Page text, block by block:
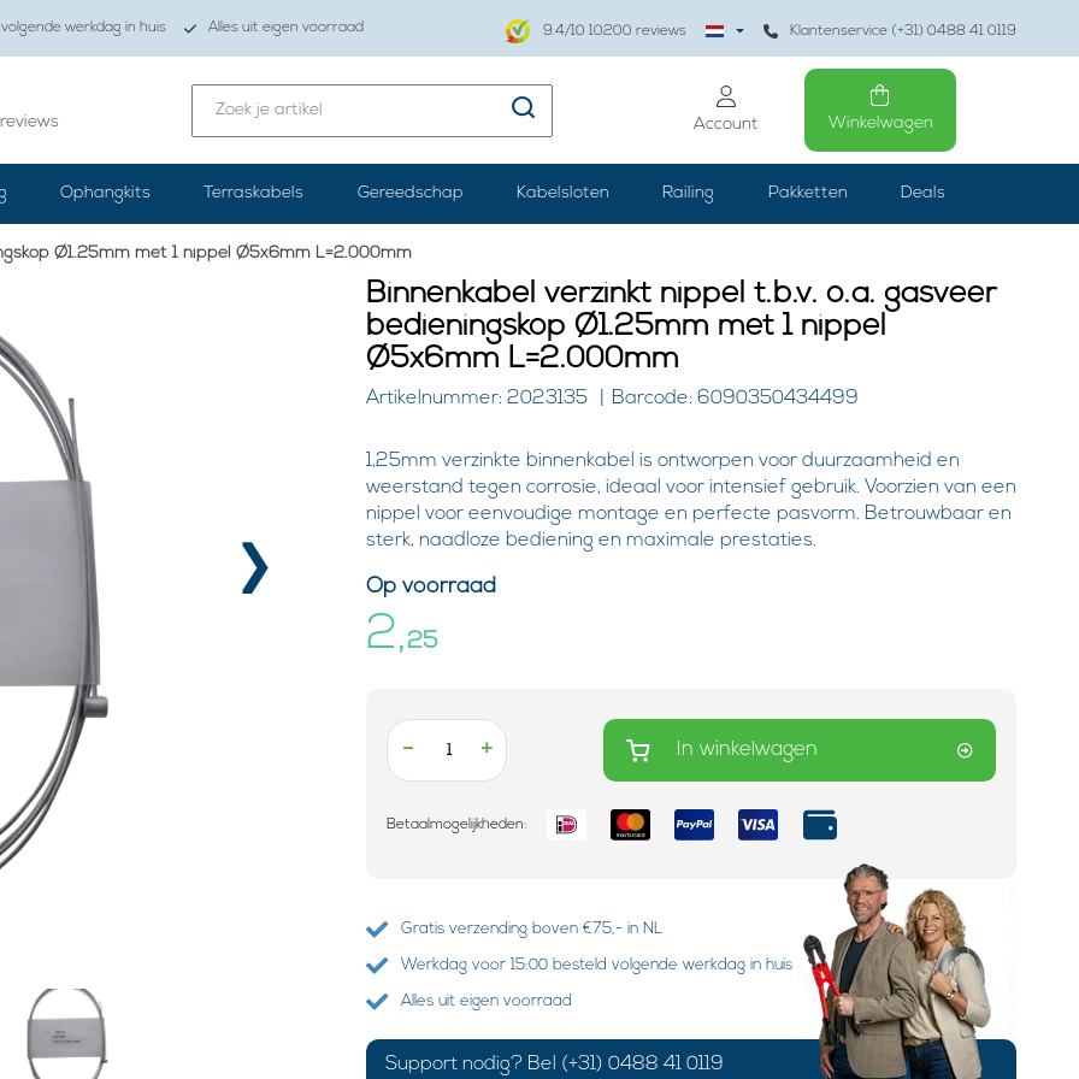
werkdag in huis Alles uit eigen voorraad 9.4/10 10200 reviews Klantenservice (+31) 0488 41 0119
Account Winkelwagen
Ophangkits Terraskabels Gereedschap Kabelsloten Railing Pakketten Deals
Ø1.25mm met 1 nippel Ø5x6mm L=2.000mm
›
Binnenkabel verzinkt nippel t.b.v. o.a. gasveer
bedieningskop Ø1.25mm met 1 nippel
Ø5x6mm L=2.000mm
Artikelnummer: 2023135 Barcode: 6090350434499
1,25mm verzinkte binnenkabel is ontworpen voor duurzaamheid en
weerstand tegen corrosie, ideaal voor intensief gebruik. Voorzien van een
nippel voor eenvoudige montage en perfecte pasvorm. Betrouwbaar en
sterk, naadloze bediening en maximale prestaties.
Op voorraad
2,25
- + In winkelwagen
Betaalmogelijkheden:
Gratis verzending boven €75,- in NL
Werkdag voor 15:00 besteld volgende werkdag in huis
Alles uit eigen voorraad
Support nodig? Bel (+31) 0488 41 0119